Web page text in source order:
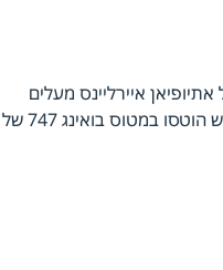
ומטוס אחד של אתיופיאן איירליינס מעלים
כ14,310 יהודי ביתא ישראל מאדיס אבבה לישראל. במבצע נקבע שיא עולמי לאחר ש-1088 איש הוטסו במטוס בואינג 747 של